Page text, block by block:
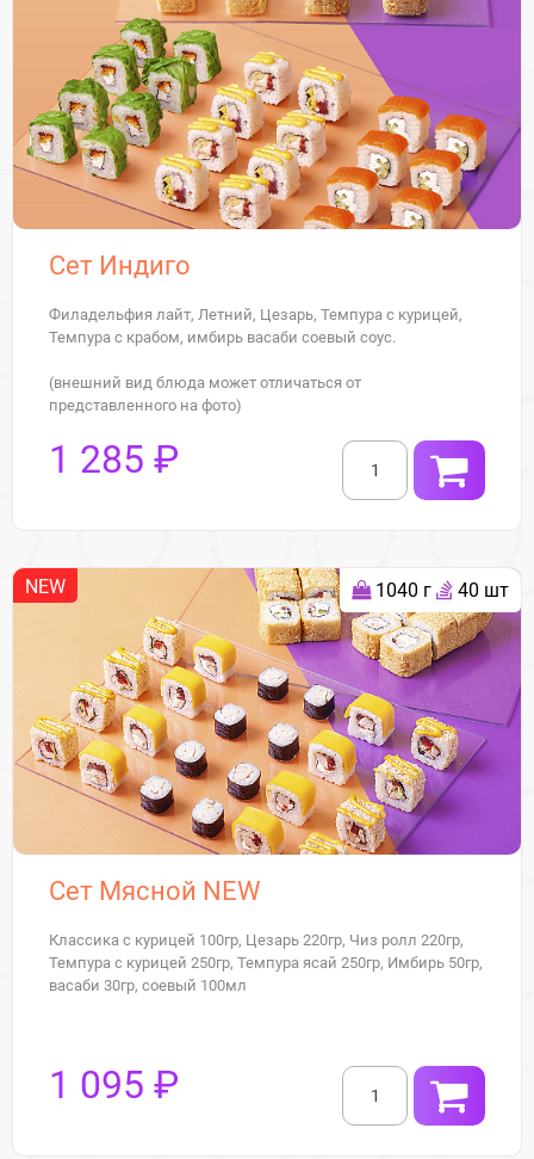
Сет Индиго
Филадельфия лайт, Летний, Цезарь, Темпура с курицей,
Темпура с крабом, имбирь васаби соевый соус.
(внешний вид блюда может отличаться от
представленного на фото)
1 285 ₽
NEW
Сет Мясной NEW
1040 г 40 шт
Классика с курицей 100гр, Цезарь 220гр, Чиз ролл 220гр,
Темпура с курицей 250гр, Темпура ясай 250гр, Имбирь 50гр,
васаби 30гр, соевый 100мл
1 095 ₽